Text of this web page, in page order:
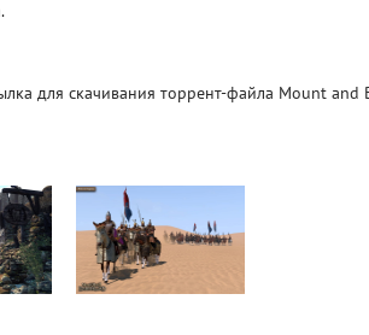
для скачивания торрент-файла Mount and